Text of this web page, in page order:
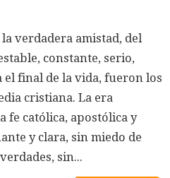
verdadera amistad, del
constante, serio,
el final de la vida, fueron los
cristiana. La era
fe católica, apostólica y
y clara, sin miedo de
sin...